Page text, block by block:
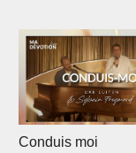
Conduis moi